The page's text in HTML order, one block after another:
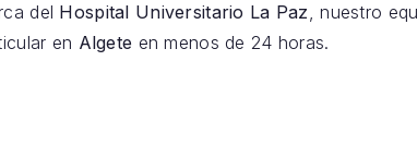
del Hospital Universitario La Paz, nuestro
en Algete en menos de 24 horas.